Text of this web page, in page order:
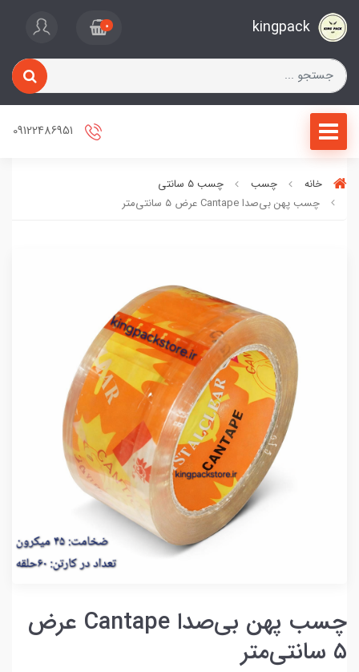
kingpack
0
خانه چسب
چسب 5 سانتی
چسب پهن بی‌صدا Cantape عرض ۵ سانتی‌متر
چسب پهن بی‌صدا Cantape عرض
۵ سانتی‌متر